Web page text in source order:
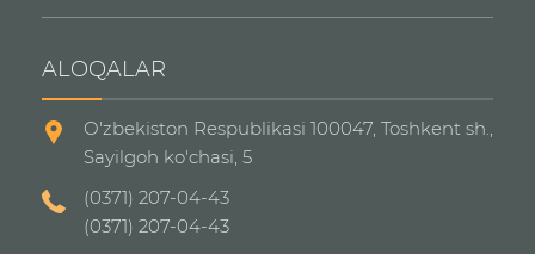
ALOQALAR
O'zbekiston Respublikasi 100047, Toshkent sh.,
Sayilgoh ko'chasi, 5
(0371) 207-04-43
(0371) 207-04-43